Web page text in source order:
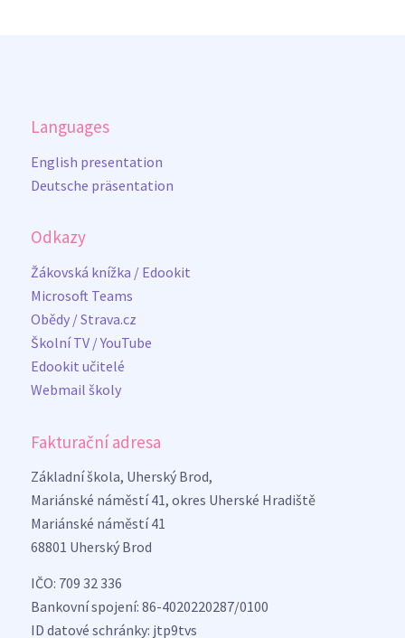
Languages
English presentation
Deutsche präsentation
Odkazy
Žákovská knížka / Edookit
Microsoft Teams
Obědy / Strava.cz
Školní TV / YouTube
Edookit učitelé
Webmail školy
Fakturační adresa
Základní škola, Uherský Brod,
Mariánské náměstí 41, okres Uherské Hradiště
Mariánské náměstí 41
68801 Uherský Brod
IČO: 709 32 336
Bankovní spojení: 86-4020220287/0100
ID datové schránky: jtp9tvs